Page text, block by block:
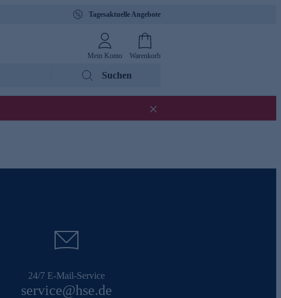
Tagesaktuelle Angebote
Mein Konto Warenkorb
Suchen
24/7 E-Mail-Service
service@hse.de